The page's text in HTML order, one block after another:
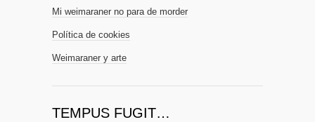
Mi weimaraner no para de morder
Política de cookies
Weimaraner y arte
TEMPUS FUGIT…